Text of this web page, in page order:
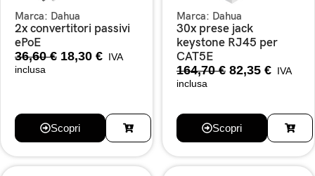
Marca: Dahua
2x convertitori passivi
ePoE
36,60€ 18,30 € IVA
inclusa
Scopri
Marca: Dahua
30x prese jack
keystone RJ45 per
CAT5E
164,70€ 82,35 € IVA
inclusa
Scopri